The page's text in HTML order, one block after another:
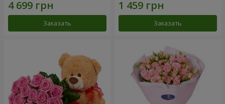
Заказать Заказать